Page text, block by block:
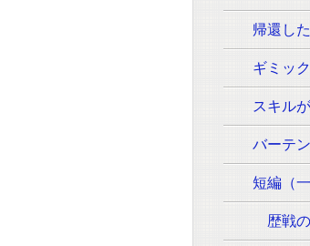
帰還し
ギミッ
バーテ
短編（
歴戦